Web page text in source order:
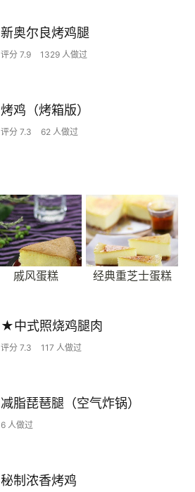
新奥尔良烤鸡腿
评分 7.9 1329 人做过
烤鸡（烤箱版）
评分 7.3 62 人做过
戚风蛋糕 经典重芝士蛋糕
★中式照烧鸡腿肉
评分 7.3 117 人做过
减脂琵琶腿（空气炸锅）
6 人做过
秘制浓香烤鸡